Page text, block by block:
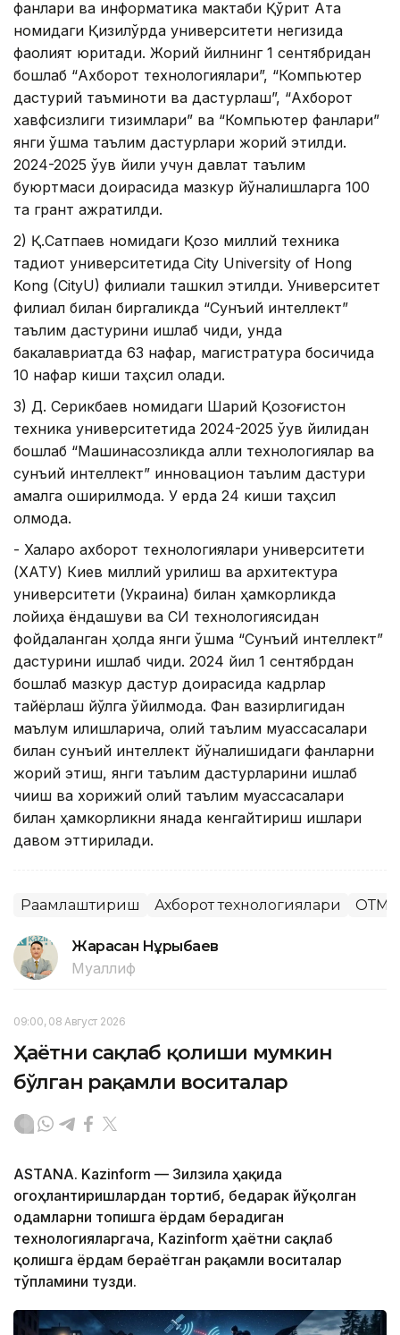
фанлари ва информатика мактаби Қўрқит Ата
номидаги Қизилўрда университети негизида
фаолият юритади. Жорий йилнинг 1 сентябридан
бошлаб “Ахборот технологиялари”, “Компьютер
дастурий таъминоти ва дастурлаш”, “Ахборот
хавфсизлиги тизимлари” ва “Компьютер фанлари”
янги қўшма таълим дастурлари жорий этилди.
2024-2025 ўқув йили учун давлат таълим
буюртмаси доирасида мазкур йўналишларга 100
та грант ажратилди.
2) Қ.Сатпаев номидаги Қозоқ миллий техника
тадқиқот университетида City University of Hong
Kong (CityU) филиали ташкил этилди. Университет
филиал билан биргаликда “Сунъий интеллект”
таълим дастурини ишлаб чиқди, унда
бакалавриатда 63 нафар, магистратура босқичида
10 нафар киши таҳсил олади.
3) Д. Серикбаев номидаги Шарқий Қозоғистон
техника университетида 2024-2025 ўқув йилидан
бошлаб “Машинасозликда ақлли технологиялар ва
сунъий интеллект” инновацион таълим дастури
амалга оширилмоқда. У ерда 24 киши таҳсил
олмоқда.
- Халқаро ахборот технологиялари университети
(ХАТУ) Киев миллий қурилиш ва архитектура
университети (Украина) билан ҳамкорликда
лойиҳа ёндашуви ва СИ технологиясидан
фойдаланган ҳолда янги қўшма “Сунъий интеллект”
дастурини ишлаб чиқди. 2024 йил 1 сентябрдан
бошлаб мазкур дастур доирасида кадрлар
тайёрлаш йўлга қўйилмоқда. Фан вазирлигидан
маълум қилишларича, олий таълим муассасалари
билан сунъий интеллект йўналишидаги фанларни
жорий этиш, янги таълим дастурларини ишлаб
чиқиш ва хорижий олий таълим муассасалари
билан ҳамкорликни янада кенгайтириш ишлари
давом эттирилади.
Рақамлаштириш Ахборот технологиялари ОТМ
Жарасқан Нұрыбаев
Муаллиф
09:00, 08 Август 2026
Ҳаётни сақлаб қолиши мумкин
бўлган рақамли воситалар
ASTANA. Kazinform — Зилзила ҳақида
огоҳлантиришлардан тортиб, бедарак йўқолган
одамларни топишга ёрдам берадиган
технологияларгача, Кazinform ҳаётни сақлаб
қолишга ёрдам бераётган рақамли воситалар
тўпламини тузди.